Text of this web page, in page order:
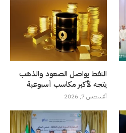
النفط يواصل الصعود والذهب
يتجه لأكبر مكاسب أسبوعية
أغسطس 7, 2026